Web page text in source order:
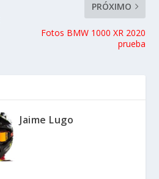
PRÓXIMO
Fotos BMW 1000 XR 2020
prueba
Jaime Lugo